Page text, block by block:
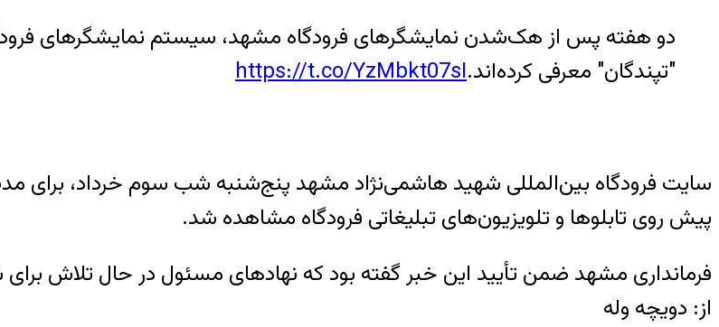
دو هفته پس از هک‌شدن نمایشگرهای فرودگاه مشهد، سیستم نمایشگرهای
"تپندگان" معرفی کرده‌اند.https://t.co/YzMbkt07sI
سایت فرودگاه بین‌المللی شهید هاشمی‌نژاد مشهد پنج‌شنبه شب سوم خرداد،
پیش روی تابلوها و تلویزیون‌های تبلیغاتی فرودگاه مشاهده شد.
فرمانداری مشهد ضمن تأیید این خبر گفته بود که نهادهای مسئول در حال تلاش
از: دویچه وله